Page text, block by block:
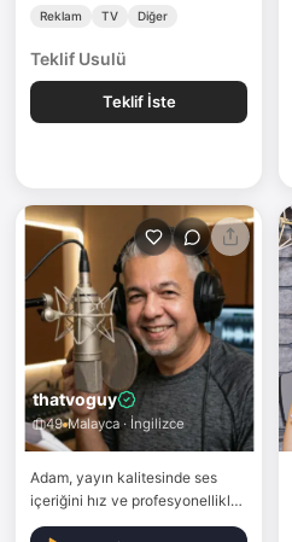
Reklam TV Diğer
Teklif Usulü
Teklif İste
thatvoguy
49 Malayca · İngilizce
Adam, yayın kalitesinde ses
içeriğini hız ve profesyonellikle
sunmaya kendini adamış